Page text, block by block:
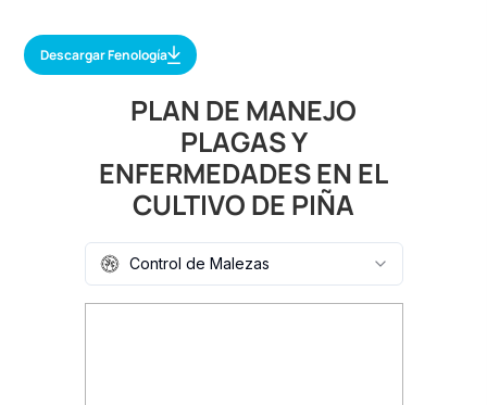
Descargar Fenología
PLAN DE MANEJO
PLAGAS Y
ENFERMEDADES EN EL
CULTIVO DE PIÑA